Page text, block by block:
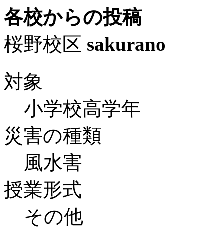
各校からの投稿
桜野校区 sakurano
対象
小学校高学年
災害の種類
風水害
授業形式
その他